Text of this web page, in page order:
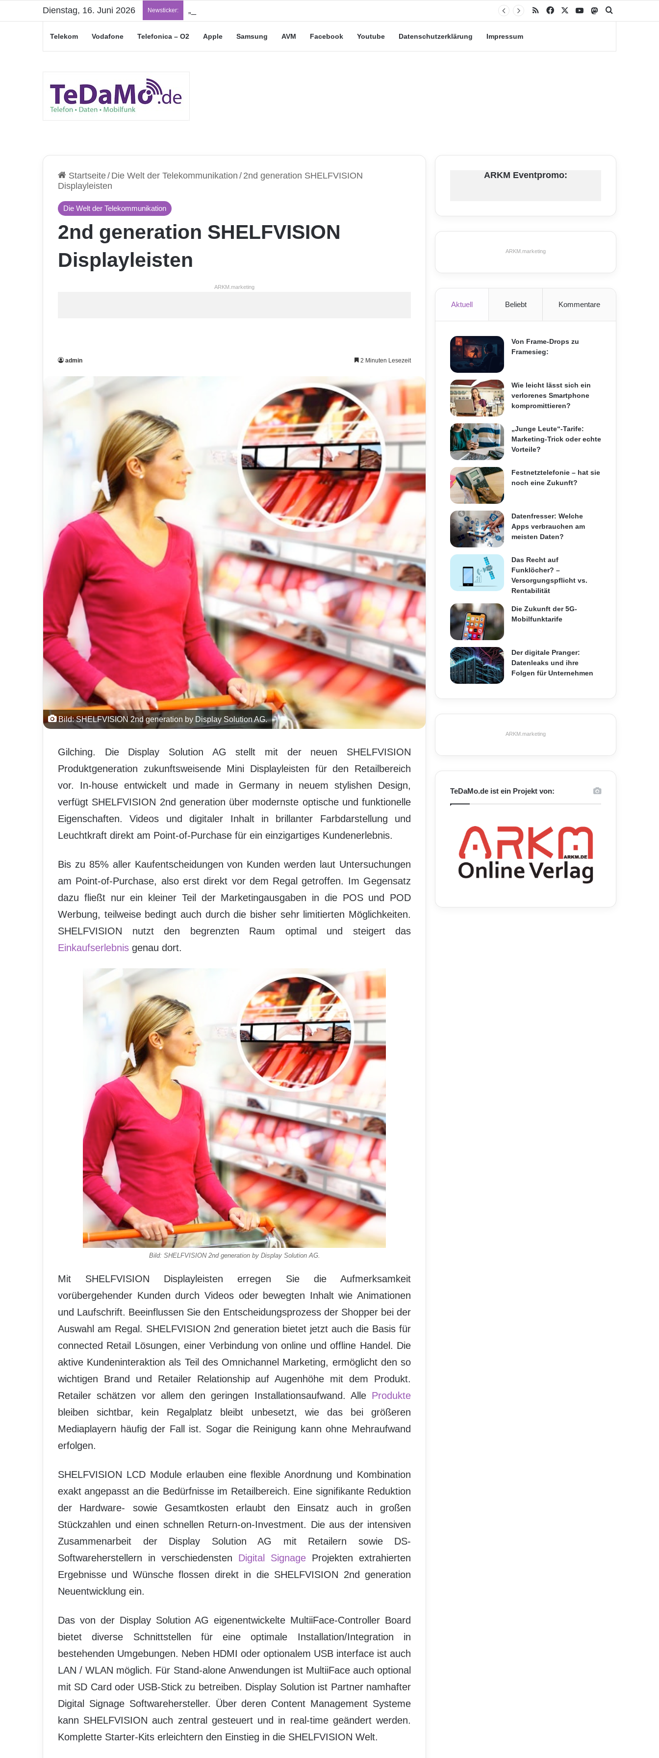
Dienstag, 16. Juni 2026 Newsticker: „Junge Leute“-Tarife: Marketing-Trick oder echte Vorteile? RSS Facebook YouTubeMastodon
Telekom Vodafone Telefonica – O2 Apple Samsung AVM Facebook Youtube Datenschutzerklärung Impressum
Startseite/ Die Welt der Telekommunikation / 2nd generation SHELFVISION
Displayleisten
Die Welt der Telekommunikation
2nd generation SHELFVISION
Displayleisten
ARKM.marketing
admin 2 Minuten Lesezeit
Bild: SHELFVISION 2nd generation by Display Solution AG.
Gilching. Die Display Solution AG stellt mit der neuen SHELFVISION
Produktgeneration zukunftsweisende Mini Displayleisten für den Retailbereich
vor. In-house entwickelt und made in Germany in neuem stylishen Design,
verfügt SHELFVISION 2nd generation über modernste optische und funktionelle
Eigenschaften. Videos und digitaler Inhalt in brillanter Farbdarstellung und
Leuchtkraft direkt am Point-of-Purchase für ein einzigartiges Kundenerlebnis.
Bis zu 85% aller Kaufentscheidungen von Kunden werden laut Untersuchungen
am Point-of-Purchase, also erst direkt vor dem Regal getroffen. Im Gegensatz
dazu fließt nur ein kleiner Teil der Marketingausgaben in die POS und POD
Werbung, teilweise bedingt auch durch die bisher sehr limitierten Möglichkeiten.
SHELFVISION nutzt den begrenzten Raum optimal und steigert das
Einkaufserlebnis genau dort.
Bild: SHELFVISION 2nd generation by Display Solution AG.
Mit SHELFVISION Displayleisten erregen Sie die Aufmerksamkeit
vorübergehender Kunden durch Videos oder bewegten Inhalt wie Animationen
und Laufschrift. Beeinflussen Sie den Entscheidungsprozess der Shopper bei der
Auswahl am Regal. SHELFVISION 2nd generation bietet jetzt auch die Basis für
connected Retail Lösungen, einer Verbindung von online und offline Handel. Die
aktive Kundeninteraktion als Teil des Omnichannel Marketing, ermöglicht den so
wichtigen Brand und Retailer Relationship auf Augenhöhe mit dem Produkt.
Retailer schätzen vor allem den geringen Installationsaufwand. Alle Produkte
bleiben sichtbar, kein Regalplatz bleibt unbesetzt, wie das bei größeren
Mediaplayern häufig der Fall ist. Sogar die Reinigung kann ohne Mehraufwand
erfolgen.
SHELFVISION LCD Module erlauben eine flexible Anordnung und Kombination
exakt angepasst an die Bedürfnisse im Retailbereich. Eine signifikante Reduktion
der Hardware- sowie Gesamtkosten erlaubt den Einsatz auch in großen
Stückzahlen und einen schnellen Return-on-Investment. Die aus der intensiven
Zusammenarbeit der Display Solution AG mit Retailern sowie DS-
Softwareherstellern in verschiedensten Digital Signage Projekten extrahierten
Ergebnisse und Wünsche flossen direkt in die SHELFVISION 2nd generation
Neuentwicklung ein.
Das von der Display Solution AG eigenentwickelte MultiiFace-Controller Board
bietet diverse Schnittstellen für eine optimale Installation/Integration in
bestehenden Umgebungen. Neben HDMI oder optionalem USB interface ist auch
LAN / WLAN möglich. Für Stand-alone Anwendungen ist MultiiFace auch optional
mit SD Card oder USB-Stick zu betreiben. Display Solution ist Partner namhafter
Digital Signage Softwarehersteller. Über deren Content Management Systeme
kann SHELFVISION auch zentral gesteuert und in real-time geändert werden.
Komplette Starter-Kits erleichtern den Einstieg in die SHELFVISION Welt.
ARKM Eventpromo:
ARKM.marketing
Aktuell Beliebt Kommentare
Von Frame-Drops zu
Framesieg:
Wie leicht lässt sich ein
verlorenes Smartphone
kompromittieren?
„Junge Leute“-Tarife:
Marketing-Trick oder echte
Vorteile?
Festnetztelefonie – hat sie
noch eine Zukunft?
Datenfresser: Welche
Apps verbrauchen am
meisten Daten?
Das Recht auf
Funklöcher? –
Versorgungspflicht vs.
Rentabilität
Die Zukunft der 5G-
Mobilfunktarife
Der digitale Pranger:
Datenleaks und ihre
Folgen für Unternehmen
ARKM.marketing
TeDaMo.de ist ein Projekt von: